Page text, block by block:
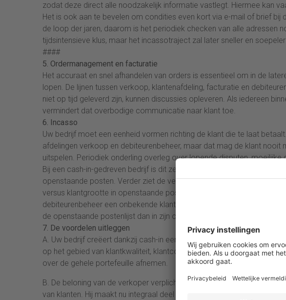
zodat deze direct alle noodzakelijk informatie vastlegt. Hiermee kan
Het is ook aan te bevelen om condities even kort via e-mail of brief bij
de loop der jaren, daarom is het periodiek checken van alle adressen
tijdsintensieve klus, maar het incassotraject zal later sneller en
####
5. Ordermanagement en facturatie
Het accuraat en snel afhandelen van orders is essentieel om in de
lopen. De lijnen tussen verkoop, klantenafdeling, facturatie en
niet op tijd geleverd zijn, kunnen discussies opleveren. Als iedereen
vermindert dat overbodige communicatie naar klant toe.
6. Incasso
Uw bedrijf moet een eenheid vormen richting de klant die te laat
afdelingen verkoop en debiteurenbeheer, maar dat mag de klant nooit
uitspelen. Periodiek onderling overleg over lopende disputen,
Bij een cash-in-gedreven bedrijf is dit zelfs een must omdat de
openstaande posten. Verder ziet de verkoper op die manier dat er
versus klantgrootte in openstaande posten. Wat in de perceptie van
debiteurenbeheer een onbekende klant blijven, omdat hij op tijd
de openstaande postenlijst dan in zijn omzetlijsten
7. De voordelen uitleggen
A. Uw bedrijf creëert dankzij cash-in een hogere mate van
op het gebied van klantkwaliteit, klantcommunicatie en
over de gehele portefeuille afnemen.
B. De beloning van de verkoper verplicht hem om actief mee te
van klanten. Hij maakt nu integraal deel uit van de quote-to-cash-